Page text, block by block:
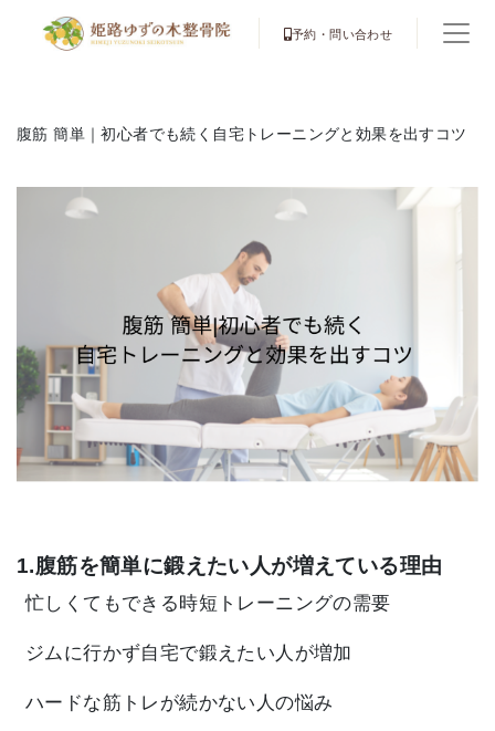
予約・問い合わせ
腹筋 簡単｜初心者でも続く自宅トレーニングと効果を出すコツ
1.腹筋を簡単に鍛えたい人が増えている理由
忙しくてもできる時短トレーニングの需要
ジムに行かず自宅で鍛えたい人が増加
ハードな筋トレが続かない人の悩み